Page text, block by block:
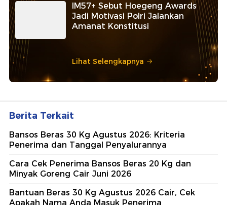
IM57+ Sebut Hoegeng Awards
Jadi Motivasi Polri Jalankan
Amanat Konstitusi
Lihat Selengkapnya
Berita Terkait
Bansos Beras 30 Kg Agustus 2026: Kriteria
Penerima dan Tanggal Penyalurannya
Cara Cek Penerima Bansos Beras 20 Kg dan
Minyak Goreng Cair Juni 2026
Bantuan Beras 30 Kg Agustus 2026 Cair, Cek
Apakah Nama Anda Masuk Penerima